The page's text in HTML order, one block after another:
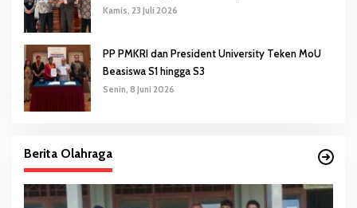
Kamis, 23 Juli 2026
PP PMKRI dan President University Teken MoU
Beasiswa S1 hingga S3
Senin, 8 Juni 2026
Berita Olahraga